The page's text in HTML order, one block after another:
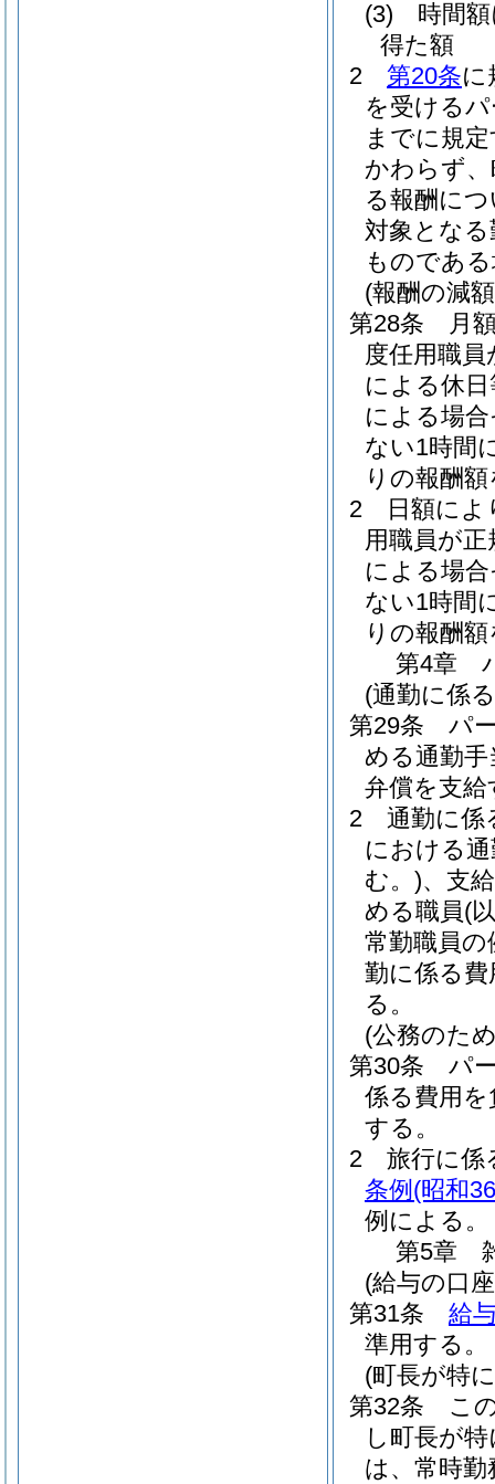
(3)
時間
得た額
2
第20条に
を受ける
までに規
かわらず
る報酬に
対象とな
ものであ
(報酬の減
第28条
月
度任用職
による休
による場
ない1時間
りの報酬
2
日額に
用職員が
による場
ない1時間
りの報酬
第4章
(通勤に係
第29条
パ
める通勤
弁償を支給
2
通勤に係
における
む。)、支
める職員(
常勤職員
勤に係る
る。
(公務のた
第30条
パ
係る費用
する。
2
旅行に係
条例 (昭和
例による。
第5章
(給与の口
第31条
給
準用する。
(町長が特
第32条
こ
し町長が
は、常時